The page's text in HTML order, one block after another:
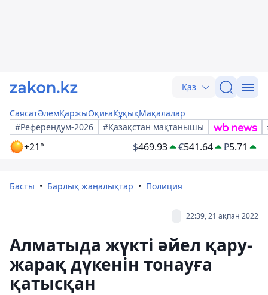
Қаз
СаясатӘлемҚаржыОқиғаҚұқықМақалалар
#Референдум-2026
#Қазақстан мақтанышы
+21° $469.93 €541.64 ₽5.71
Басты Барлық жаңалықтар Полиция
22:39, 21 ақпан 2022
Алматыда жүкті әйел қару-
жарақ дүкенін тонауға
қатысқан